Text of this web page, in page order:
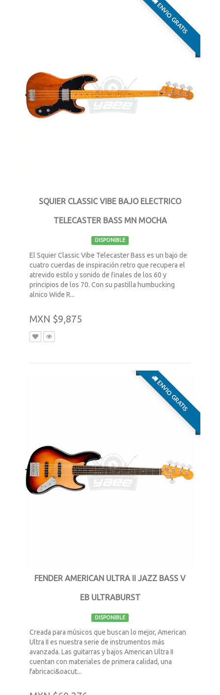
GRETSCH
NUX
ENVIO GRATIS
SQUIER CLASSIC VIBE BAJO ELECTRICO
TELECASTER BASS MN MOCHA
DISPONIBLE
El Squier Classic Vibe Telecaster Bass es un bajo de
cuatro cuerdas de inspiración retro que recupera el
atrevido estilo y sonido de finales de los 60 y
principios de los 70. Con su pastilla humbucking
alnico Wide R...
MXN $9,875
ENVIO GRATIS
FENDER AMERICAN ULTRA II JAZZ BASS V
EB ULTRABURST
DISPONIBLE
Creada para músicos que buscan lo mejor, American
Ultra II es nuestra serie de instrumentos más
avanzada. Las guitarras y bajos American Ultra II
cuentan con materiales de primera calidad, una
fabricaci&oacut...